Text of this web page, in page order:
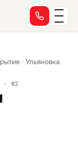
· Ульяновка
W2